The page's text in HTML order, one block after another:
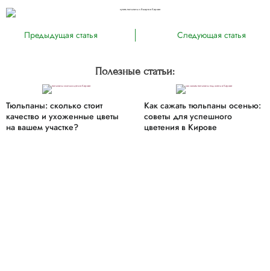
Предыдущая статья Следующая статья
Полезные статьи:
Тюльпаны: сколько стоит
качество и ухоженные цветы
на вашем участке?
Как сажать тюльпаны осенью:
советы для успешного
цветения в Кирове